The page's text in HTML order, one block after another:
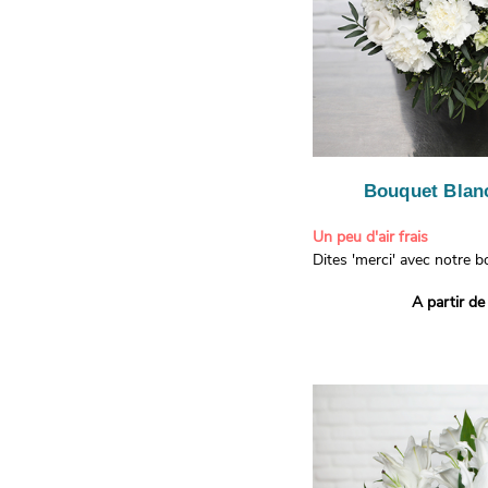
Bouquet
Un peu d'air frais
Dites 'merci' avec notre
de limonium blanc, ce
symbolisent l'amour et
le limonium blanc ajoute
A partir